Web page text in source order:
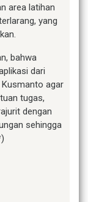
area latihan
yang
bahwa
dari
agar
tugas,
dengan
sehingga